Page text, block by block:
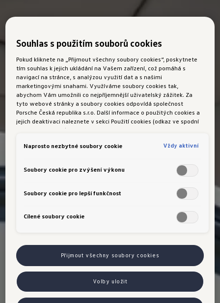
Souhlas s použitím souborů cookies
Pokud kliknete na „Přijmout všechny soubory cookies“, poskytnete
tím souhlas k jejich ukládání na Vašem zařízení, což pomáhá s
navigací na stránce, s analýzou využití dat a s našimi
marketingovými snahami. Využíváme soubory cookies tak,
abychom Vám umožnili co nejpříjemnější uživatelský zážitek. Za
tyto webové stránky a soubory cookies odpovídá společnost
Porsche Česká republika s.r.o. Další informace o použitých cookies a
jejich deaktivaci naleznete v sekci Použití cookies (odkaz ve spodní
části této stránky).
Naprosto nezbytné soubory cookie Vždy aktivní
Soubory cookie pro zvýšení výkonu
Soubory cookie pro lepší funkčnost
Cílené soubory cookie
Přijmout všechny soubory cookies
Volby uložit